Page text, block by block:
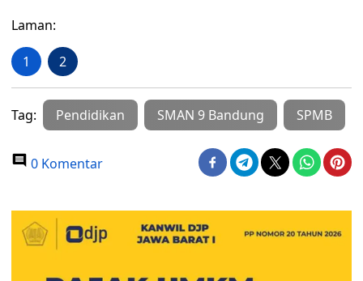
Laman:
1 2
Tag: Pendidikan SMAN 9 Bandung SPMB
0 Komentar